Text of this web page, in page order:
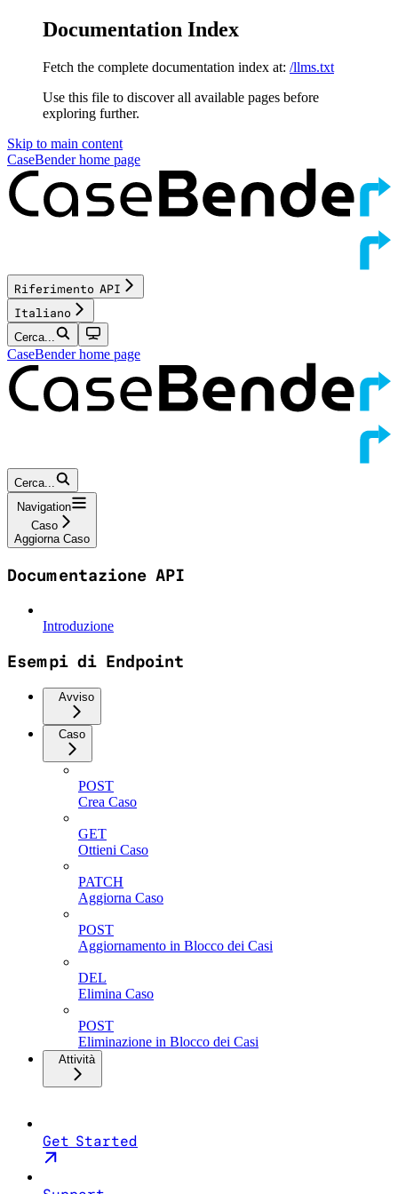
Documentation Index
Fetch the complete documentation index at: /llms.txt
Use this file to discover all available pages before
exploring further.
Skip to main content
CaseBenderhome page
Riferimento API
Italiano
Cerca...
CaseBenderhome page
Cerca...
Navigation
Caso
Aggiorna Caso
Documentazione API
Introduzione
Esempi di Endpoint
Avviso
Caso
POST
Crea Caso
GET
Ottieni Caso
PATCH
Aggiorna Caso
POST
Aggiornamento in Blocco dei Casi
DEL
Elimina Caso
POST
Eliminazione in Blocco dei Casi
Attività
Get Started